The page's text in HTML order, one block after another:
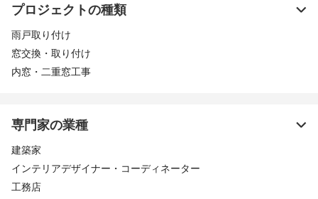
プロジェクトの種類
雨戸取り付け
窓交換・取り付け
内窓・二重窓工事
専門家の業種
建築家
インテリアデザイナー・コーディネーター
工務店